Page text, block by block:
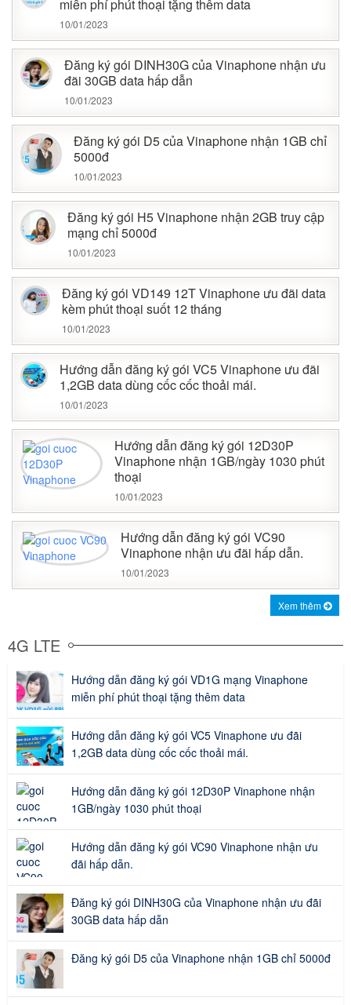
miễn phí phút thoại tặng thêm data
10/01/2023
Đăng ký gói DINH30G của Vinaphone nhận ưu
đãi 30GB data hấp dẫn
10/01/2023
Đăng ký gói D5 của Vinaphone nhận 1GB chỉ
5000đ
10/01/2023
Đăng ký gói H5 Vinaphone nhận 2GB truy cập
mạng chỉ 5000đ
10/01/2023
Đăng ký gói VD149 12T Vinaphone ưu đãi data
kèm phút thoại suốt 12 tháng
10/01/2023
Hướng dẫn đăng ký gói VC5 Vinaphone ưu đãi
1,2GB data dùng cốc cốc thoải mái.
10/01/2023
Hướng dẫn đăng ký gói 12D30P
Vinaphone nhận 1GB/ngày 1030 phút
thoại
10/01/2023
Hướng dẫn đăng ký gói VC90
Vinaphone nhận ưu đãi hấp dẫn.
10/01/2023
Xem thêm
4G LTE
Hướng dẫn đăng ký gói VD1G mạng Vinaphone
miễn phí phút thoại tặng thêm data
Hướng dẫn đăng ký gói VC5 Vinaphone ưu đãi
1,2GB data dùng cốc cốc thoải mái.
Hướng dẫn đăng ký gói 12D30P Vinaphone nhận
1GB/ngày 1030 phút thoại
Hướng dẫn đăng ký gói VC90 Vinaphone nhận ưu
đãi hấp dẫn.
Đăng ký gói DINH30G của Vinaphone nhận ưu đãi
30GB data hấp dẫn
Đăng ký gói D5 của Vinaphone nhận 1GB chỉ 5000đ